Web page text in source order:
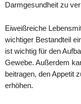
Darmgesundheit zu
Eiweißreiche
wichtiger Bestandteil
ist wichtig für den
Gewebe. Außerdem
beitragen, den Appetit
erhöhen.